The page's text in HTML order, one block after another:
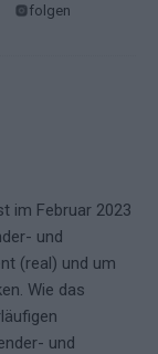
folgen
im Februar 2023
und
(real) und um
Wie das
und